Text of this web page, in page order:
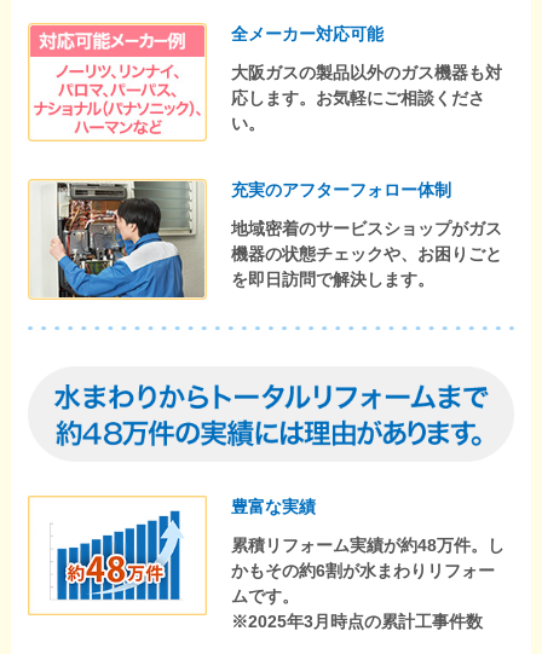
全メーカー対応可能
大阪ガスの製品以外のガス機器も対
応します。お気軽にご相談くださ
い。
充実のアフターフォロー体制
地域密着のサービスショップがガス
機器の状態チェックや、お困りごと
を即日訪問で解決します。
豊富な実績
累積リフォーム実績が約48万件。し
かもその約6割が水まわりリフォー
ムです。
※2025年3月時点の累計工事件数